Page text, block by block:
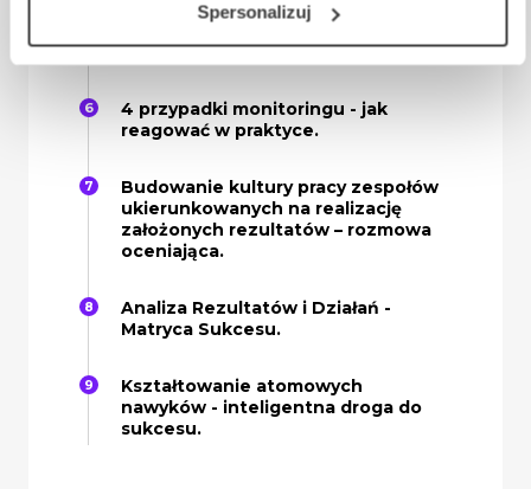
Spersonalizuj
wybrać?
4 przypadki monitoringu - jak
reagować w praktyce.
Budowanie kultury pracy zespołów
ukierunkowanych na realizację
założonych rezultatów – rozmowa
oceniająca.
Analiza Rezultatów i Działań -
Matryca Sukcesu.
Kształtowanie atomowych
nawyków - inteligentna droga do
sukcesu.